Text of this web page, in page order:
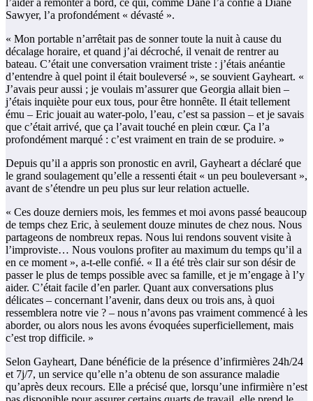
Sawyer, l’a profondément « dévasté ».
« Mon portable n’arrêtait pas de sonner toute la nuit à cause du
décalage horaire, et quand j’ai décroché, il venait de rentrer au
bateau. C’était une conversation vraiment triste : j’étais anéantie
d’entendre à quel point il était bouleversé », se souvient Gayheart. «
J’avais peur aussi ; je voulais m’assurer que Georgia allait bien –
j’étais inquiète pour eux tous, pour être honnête. Il était tellement
ému – Eric jouait au water-polo, l’eau, c’est sa passion – et je savais
que c’était arrivé, que ça l’avait touché en plein cœur. Ça l’a
profondément marqué : c’est vraiment en train de se produire. »
Depuis qu’il a appris son pronostic en avril, Gayheart a déclaré que
le grand soulagement qu’elle a ressenti était « un peu bouleversant »,
avant de s’étendre un peu plus sur leur relation actuelle.
« Ces douze derniers mois, les femmes et moi avons passé beaucoup
de temps chez Eric, à seulement douze minutes de chez nous. Nous
partageons de nombreux repas. Nous lui rendons souvent visite à
l’improviste… Nous voulons profiter au maximum du temps qu’il a
en ce moment », a-t-elle confié. « Il a été très clair sur son désir de
passer le plus de temps possible avec sa famille, et je m’engage à l’y
aider. C’était facile d’en parler. Quant aux conversations plus
délicates – concernant l’avenir, dans deux ou trois ans, à quoi
ressemblera notre vie ? – nous n’avons pas vraiment commencé à les
aborder, ou alors nous les avons évoquées superficiellement, mais
c’est trop difficile. »
Selon Gayheart, Dane bénéficie de la présence d’infirmières 24h/24
et 7j/7, un service qu’elle n’a obtenu de son assurance maladie
qu’après deux recours. Elle a précisé que, lorsqu’une infirmière n’est